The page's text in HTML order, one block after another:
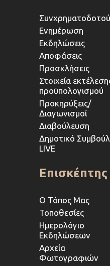
Ενημέρωση
Εκδηλώσεις
Αποφάσεις
Προσκλήσεις
Στοιχεία
προϋπολογισμού
Προκηρύξεις/
Διαγωνισμοί
Διαβούλευση
Δημοτικό
LIVE
Επισκέπτης
Ο Τόπος Μας
Τοποθεσίες
Ημερολόγιο
Εκδηλώσεων
Αρχεία
Φωτογραφιών